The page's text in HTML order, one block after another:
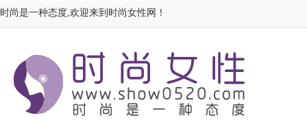
时尚是一种态度,欢迎来到时尚女性网！